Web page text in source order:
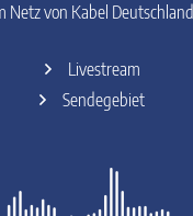
Netz von Kabel Deutschland
Livestream
Sendegebiet